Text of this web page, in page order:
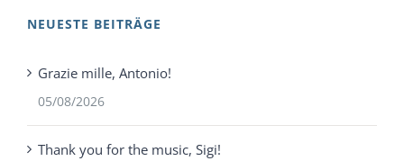
NEUESTE BEITRÄGE
Grazie mille, Antonio!
05/08/2026
Thank you for the music, Sigi!